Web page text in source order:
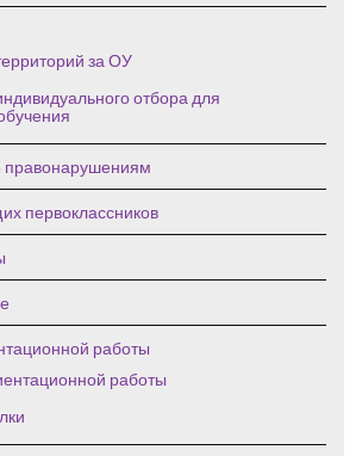
за ОУ
отбора для
правонарушениям
первоклассников
работы
работы